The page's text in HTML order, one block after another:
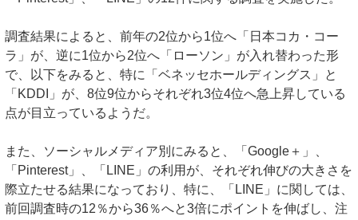
調査結果によると、前年の2位から1位へ「日本コカ・コー
ラ」が、逆に1位から2位へ「ローソン」が入れ替わった形
で、以下をみると、特に「ベネッセホールディングス」と
「KDDI」が、8位9位からそれぞれ3位4位へ急上昇している
点が目立っているようだ。
また、ソーシャルメディア別にみると、「Google＋」、
「Pinterest」、「LINE」の利用が、それぞれ伸びの大きさを
際立たせる結果になっており、特に、「LINE」に関しては、
前回調査時の12％から36％へと3倍にポイントを伸ばし、注